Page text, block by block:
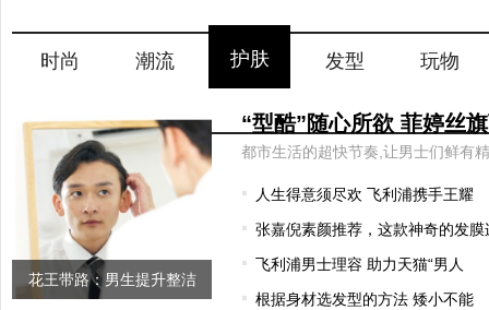
时尚 潮流 护肤 发型 玩物
花王带路：男生提升整洁
人生得意须尽欢 飞利浦携手王耀
张嘉倪素颜推荐，这款神奇的发膜
飞利浦男士理容 助力天猫“男人
根据身材选发型的方法 矮小不能